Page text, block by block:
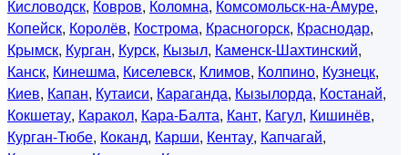
Кисловодск, Ковров, Коломна, Комсомольск-на-Амуре,
Копейск, Королёв, Кострома, Красногорск, Краснодар,
Крымск, Курган, Курск, Кызыл, Каменск-Шахтинский,
Канск, Кинешма, Киселевск, Климов, Колпино, Кузнецк,
Киев, Капан, Кутаиси, Караганда, Кызылорда, Костанай,
Кокшетау, Каракол, Кара-Балта, Кант, Кагул, Кишинёв,
Курган-Тюбе, Коканд, Карши, Кентау, Капчагай,